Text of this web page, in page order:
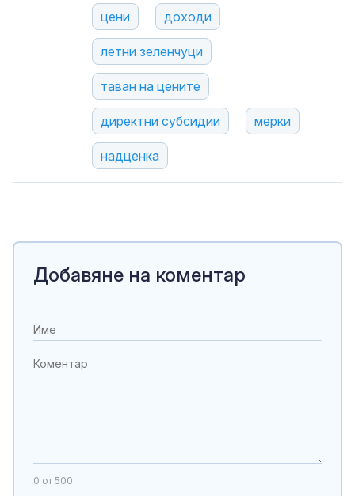
цени доходи
летни зеленчуци
таван на цените
директни субсидии мерки
надценка
Добавяне на коментар
0 от 500